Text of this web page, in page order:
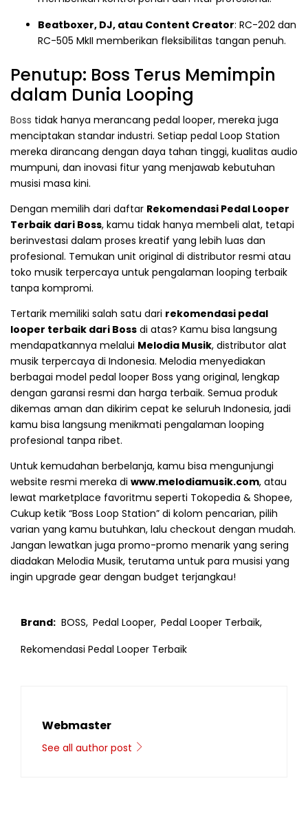
Beatboxer, DJ, atau Content Creator: RC-202 dan
RC-505 MkII memberikan fleksibilitas tangan penuh.
Penutup: Boss Terus Memimpin
dalam Dunia Looping
Boss tidak hanya merancang pedal looper, mereka juga
menciptakan standar industri. Setiap pedal Loop Station
mereka dirancang dengan daya tahan tinggi, kualitas audio
mumpuni, dan inovasi fitur yang menjawab kebutuhan
musisi masa kini.
Dengan memilih dari daftar Rekomendasi Pedal Looper
Terbaik dari Boss, kamu tidak hanya membeli alat, tetapi
berinvestasi dalam proses kreatif yang lebih luas dan
profesional. Temukan unit original di distributor resmi atau
toko musik terpercaya untuk pengalaman looping terbaik
tanpa kompromi.
Tertarik memiliki salah satu dari rekomendasi pedal
looper terbaik dari Boss di atas? Kamu bisa langsung
mendapatkannya melalui Melodia Musik, distributor alat
musik terpercaya di Indonesia. Melodia menyediakan
berbagai model pedal looper Boss yang original, lengkap
dengan garansi resmi dan harga terbaik. Semua produk
dikemas aman dan dikirim cepat ke seluruh Indonesia, jadi
kamu bisa langsung menikmati pengalaman looping
profesional tanpa ribet.
Untuk kemudahan berbelanja, kamu bisa mengunjungi
website resmi mereka di www.melodiamusik.com, atau
lewat marketplace favoritmu seperti Tokopedia & Shopee,
Cukup ketik “Boss Loop Station” di kolom pencarian, pilih
varian yang kamu butuhkan, lalu checkout dengan mudah.
Jangan lewatkan juga promo-promo menarik yang sering
diadakan Melodia Musik, terutama untuk para musisi yang
ingin upgrade gear dengan budget terjangkau!
Brand: BOSS, Pedal Looper, Pedal Looper Terbaik,
Rekomendasi Pedal Looper Terbaik
Webmaster
See all author post